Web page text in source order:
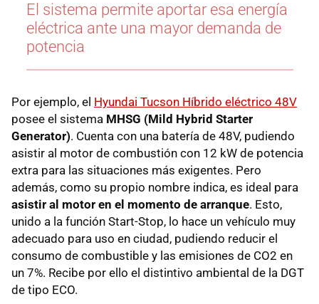
El sistema permite aportar esa energía
eléctrica ante una mayor demanda de
potencia
Por ejemplo, el Hyundai Tucson Híbrido eléctrico 48V
posee el sistema MHSG (Mild Hybrid Starter
Generator). Cuenta con una batería de 48V, pudiendo
asistir al motor de combustión con 12 kW de potencia
extra para las situaciones más exigentes. Pero
además, como su propio nombre indica, es ideal para
asistir al motor en el momento de arranque. Esto,
unido a la función Start-Stop, lo hace un vehículo muy
adecuado para uso en ciudad, pudiendo reducir el
consumo de combustible y las emisiones de CO2 en
un 7%. Recibe por ello el distintivo ambiental de la DGT
de tipo ECO.